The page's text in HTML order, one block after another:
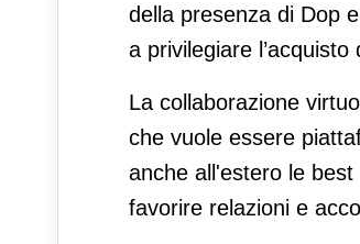
della presenza di Dop
a privilegiare
La collaborazione
che vuole essere
anche all'estero le
favorire relazioni e